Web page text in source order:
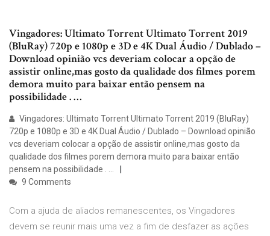
Vingadores: Ultimato Torrent Ultimato Torrent 2019
(BluRay) 720p e 1080p e 3D e 4K Dual Áudio / Dublado –
Download opinião vcs deveriam colocar a opção de
assistir online,mas gosto da qualidade dos filmes porem
demora muito para baixar então pensem na
possibilidade . …
Vingadores: Ultimato Torrent Ultimato Torrent 2019 (BluRay)
720p e 1080p e 3D e 4K Dual Áudio / Dublado – Download opinião
vcs deveriam colocar a opção de assistir online,mas gosto da
qualidade dos filmes porem demora muito para baixar então
pensem na possibilidade . …
9 Comments
Com a ajuda de aliados remanescentes, os Vingadores
devem se reunir mais uma vez a fim de desfazer as ações